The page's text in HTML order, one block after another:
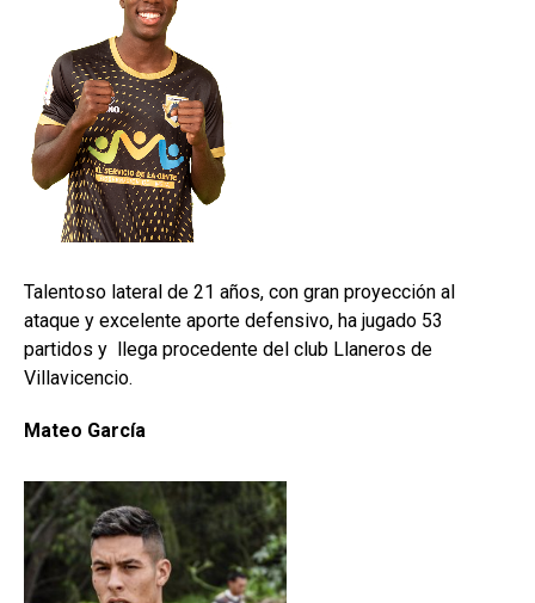
Talentoso lateral de 21 años, con gran proyección al
ataque y excelente aporte defensivo, ha jugado 53
partidos y llega procedente del club Llaneros de
Villavicencio.
Mateo García